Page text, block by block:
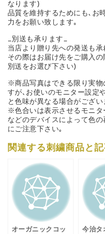
なります)
品質を維持するためにも､お
力をお願い致します｡
_別送も承ります_
当店より贈り先への発送も承
その際はお届け先をご購入
別送をお選び下さい)
※商品写真はできる限り実物
すが､お使いのモニター設定
と色味が異なる場合がござい
※色合いは表示させるモニタ
などのデバイスによって色
にご注意下さい｡
関連する刺繍商品と
オーガニックコッ
今治タ